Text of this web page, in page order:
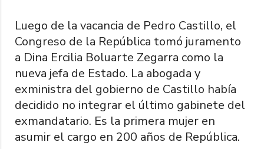
Luego de la vacancia de Pedro Castillo, el
Congreso de la República tomó juramento
a Dina Ercilia Boluarte Zegarra como la
nueva jefa de Estado. La abogada y
exministra del gobierno de Castillo había
decidido no integrar el último gabinete del
exmandatario. Es la primera mujer en
asumir el cargo en 200 años de República.